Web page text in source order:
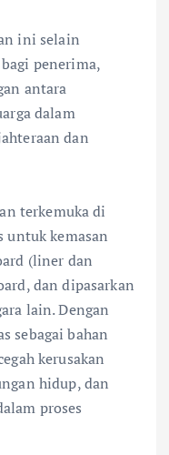
ini selain
penerima,
antara
dalam
dan
terkemuka di
untuk kemasan
(liner dan
dan dipasarkan
lain. Dengan
sebagai bahan
kerusakan
hidup, dan
proses